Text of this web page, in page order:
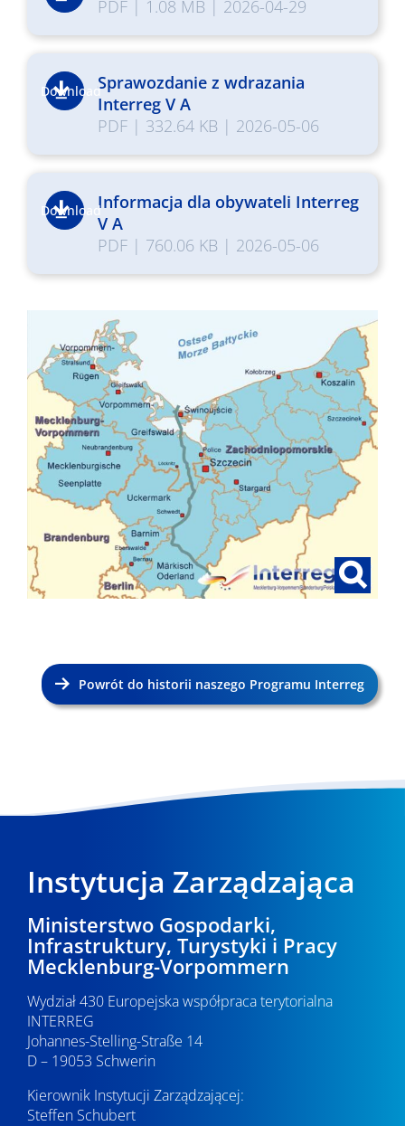
PDF| 1.08 MB 2026-04-29
DownloadSprawozdanie z wdrazania
Interreg V A
PDF| 332.64 KB | 2026-05-06
DownloadInformacja dla obywateli Interreg
V A
PDF| 760.06 KB | 2026-05-06
Powrót do historii naszego Programu Interreg
Instytucja Zarządzająca
Ministerstwo Gospodarki,
Infrastruktury, Turystyki i Pracy
Mecklenburg-Vorpommern
Wydział 430 Europejska współpraca terytorialna
INTERREG
Johannes-Stelling-Straße 14
D – 19053 Schwerin
Kierownik Instytucji Zarządzającej:
Steffen Schubert